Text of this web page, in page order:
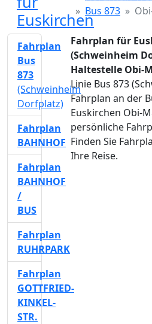
EuskirchenBus 873
Fahrplan für
(Schweinheim
Haltestelle Obi-
Linie Bus 873
Fahrplan an der
Euskirchen Obi-
persönliche
Finden Sie
Ihre Reise.
Fahrplan
Bus
873
(Schweinheim
Dorfplatz)
Fahrplan
BAHNHOF
Fahrplan
BAHNHOF
/
BUS
Fahrplan
RUHRPARK
Fahrplan
GOTTFRIED-
KINKEL-
STR.